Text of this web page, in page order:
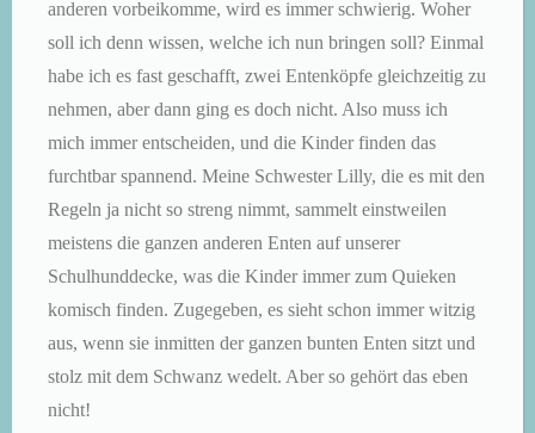
anderen vorbeikomme, wird es immer schwierig. Woher
soll ich denn wissen, welche ich nun bringen soll? Einmal
habe ich es fast geschafft, zwei Entenköpfe gleichzeitig zu
nehmen, aber dann ging es doch nicht. Also muss ich
mich immer entscheiden, und die Kinder finden das
furchtbar spannend. Meine Schwester Lilly, die es mit den
Regeln ja nicht so streng nimmt, sammelt einstweilen
meistens die ganzen anderen Enten auf unserer
Schulhunddecke, was die Kinder immer zum Quieken
komisch finden. Zugegeben, es sieht schon immer witzig
aus, wenn sie inmitten der ganzen bunten Enten sitzt und
stolz mit dem Schwanz wedelt. Aber so gehört das eben
nicht!